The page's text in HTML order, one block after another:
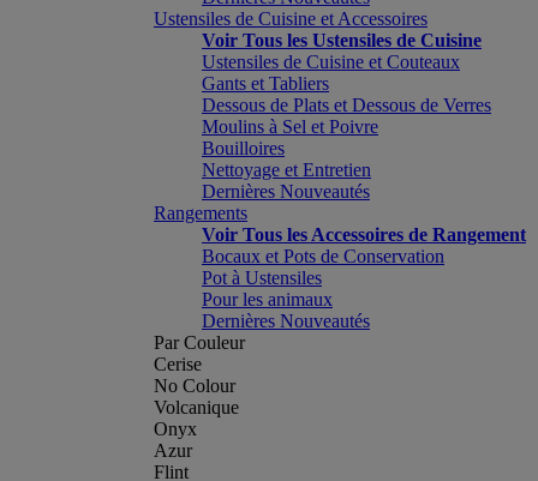
Ustensiles de Cuisine et Accessoires
Voir Tous les Ustensiles de Cuisine
Ustensiles de Cuisine et Couteaux
Gants et Tabliers
Dessous de Plats et Dessous de Verres
Moulins à Sel et Poivre
Bouilloires
Nettoyage et Entretien
Dernières Nouveautés
Rangements
Voir Tous les Accessoires de Rangement
Bocaux et Pots de Conservation
Pot à Ustensiles
Pour les animaux
Dernières Nouveautés
Par Couleur
Cerise
No Colour
Volcanique
Onyx
Azur
Flint